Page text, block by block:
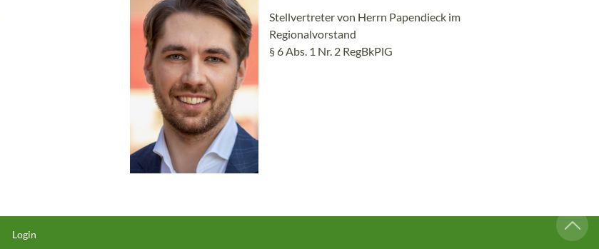
Stellvertreter von Herrn Papendieck im
Regionalvorstand
§ 6 Abs. 1 Nr. 2 RegBkPlG
Login